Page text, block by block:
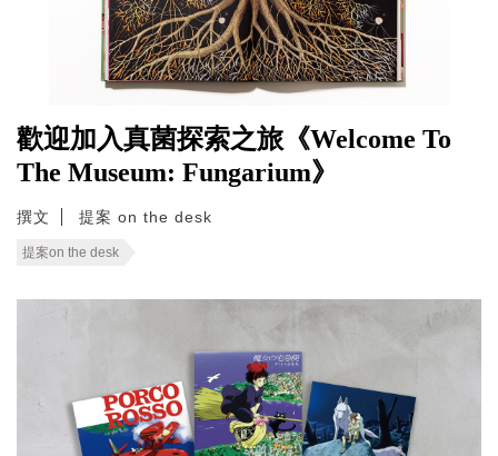
歡迎加入真菌探索之旅《Welcome To
The Museum: Fungarium》
撰文 提案 on the desk
提案on the desk